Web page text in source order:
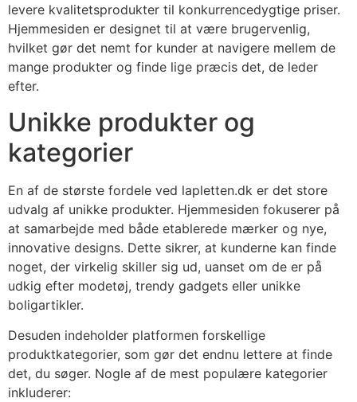
levere kvalitetsprodukter til konkurrencedygtige priser.
Hjemmesiden er designet til at være brugervenlig,
hvilket gør det nemt for kunder at navigere mellem de
mange produkter og finde lige præcis det, de leder
efter.
Unikke produkter og
kategorier
En af de største fordele ved lapletten.dk er det store
udvalg af unikke produkter. Hjemmesiden fokuserer på
at samarbejde med både etablerede mærker og nye,
innovative designs. Dette sikrer, at kunderne kan finde
noget, der virkelig skiller sig ud, uanset om de er på
udkig efter modetøj, trendy gadgets eller unikke
boligartikler.
Desuden indeholder platformen forskellige
produktkategorier, som gør det endnu lettere at finde
det, du søger. Nogle af de mest populære kategorier
inkluderer: